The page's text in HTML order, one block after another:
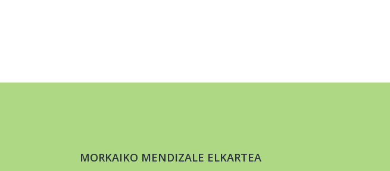
MORKAIKO MENDIZALE ELKARTEA